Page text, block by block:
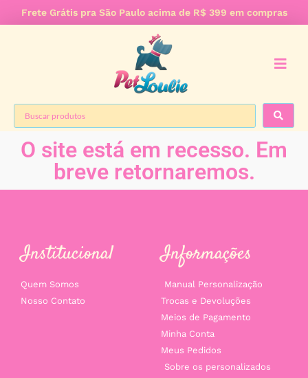
Frete Grátis pra São Paulo acima de R$ 399 em compras
O site está em recesso. Em
breve retornaremos.
Institucional
Quem Somos
Nosso Contato
Informações
Manual Personalização
Trocas e Devoluções
Meios de Pagamento
Minha Conta
Meus Pedidos
Sobre os personalizados